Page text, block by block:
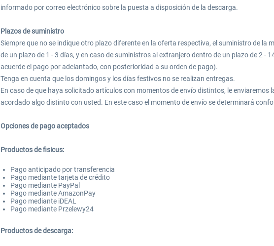
informado por correo electrónico sobre la puesta a disposición de la descarga.
Plazos de suministro
Siempre que no se indique otro plazo diferente en la oferta respectiva, el suministro de
de un plazo de 1 - 3 días, y en caso de suministros al extranjero dentro de un plazo de 2 -
acuerde el pago por adelantado, con posterioridad a su orden de pago).
Tenga en cuenta que los domingos y los días festivos no se realizan entregas.
En caso de que haya solicitado artículos con momentos de envío distintos, le
acordado algo distinto con usted. En este caso el momento de envío se determinará
Opciones de pago aceptados
Productos de fisicus:
Pago anticipado por transferencia
Pago mediante tarjeta de crédito
Pago mediante PayPal
Pago mediante AmazonPay
Pago mediante iDEAL
Pago mediante Przelewy24
Productos de descarga: